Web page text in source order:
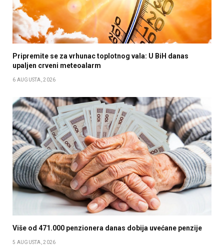
Pripremite se za vrhunac toplotnog vala: U BiH danas
upaljen crveni meteoalarm
6 AUGUSTA, 2026
Više od 471.000 penzionera danas dobija uvećane penzije
5 AUGUSTA, 2026